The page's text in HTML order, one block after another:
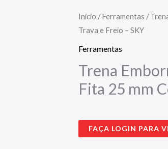
Início /Ferramentas /
Trava e Freio – SKY
Ferramentas
Trena
Fita 25 mm
FAÇA LOGIN PARA
Trena
Emborrachada
c/
10
metros
Fita
25